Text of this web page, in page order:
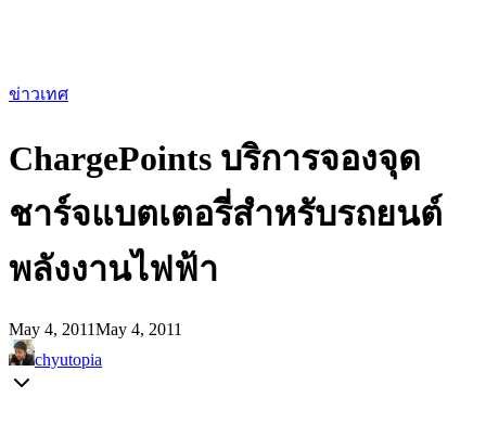
ข่าวเทศ
ChargePoints บริการจองจุด
ชาร์จแบตเตอรี่สำหรับรถยนต์
พลังงานไฟฟ้า
May 4, 2011May 4, 2011
chyutopia